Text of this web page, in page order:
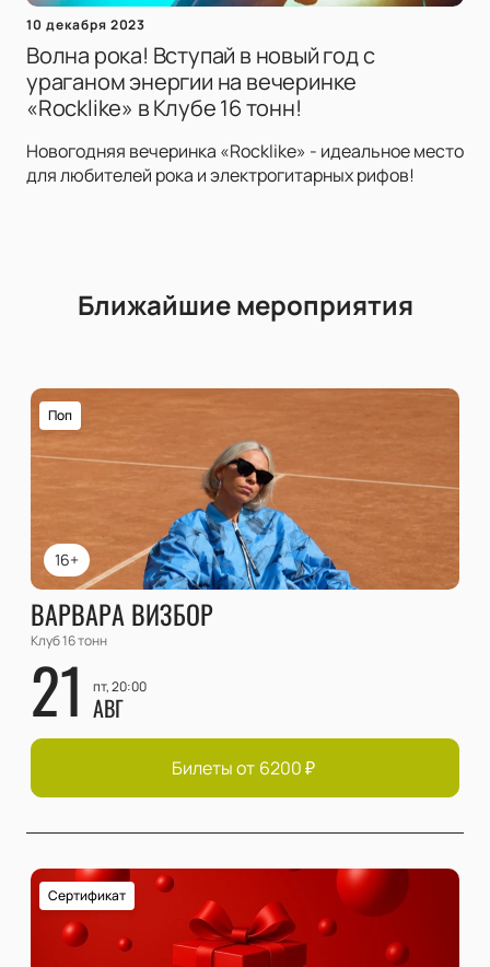
10 декабря 2023
Волна рока! Вступай в новый год с
ураганом энергии на вечеринке
«Rocklike» в Клубе 16 тонн!
Новогодняя вечеринка «Rocklike» - идеальное место
для любителей рока и электрогитарных рифов!
Ближайшие мероприятия
16+
Поп
ВАРВАРА ВИЗБОР
Клуб 16 тонн
21 пт, 20:00
АВГ
Билеты от 6200₽
Сертификат